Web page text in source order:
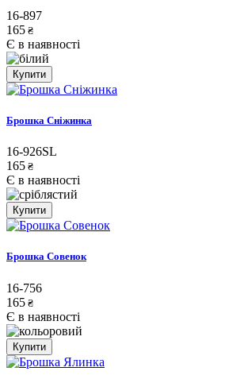
16-897
165 ₴
Є в наявності
Купити
Брошка Сніжинка
16-926SL
165 ₴
Є в наявності
Купити
Брошка Совенок
16-756
165 ₴
Є в наявності
Купити